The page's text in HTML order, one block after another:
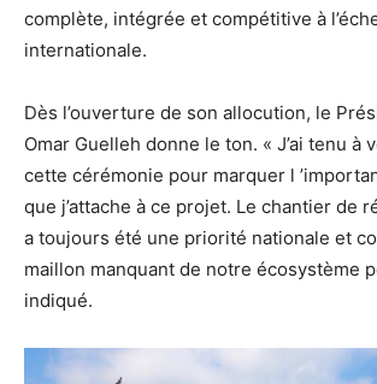
complète, intégrée et compétitive à
internationale.
Dès l’ouverture de son allocution, le
Omar Guelleh donne le ton. « J’ai tenu à
cette cérémonie pour marquer l
que j’attache à ce projet. Le chantier de
a toujours été une priorité nationale et
maillon manquant de notre écosystème
indiqué.